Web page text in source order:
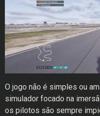
O jogo não é simples ou
simulador focado na
os pilotos são sempre